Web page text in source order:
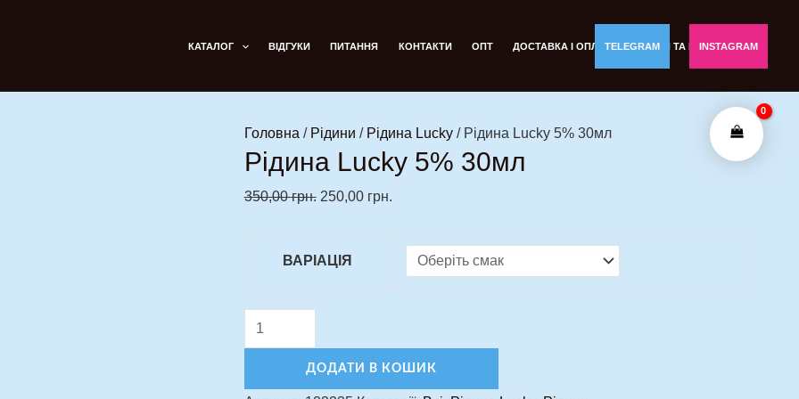
КАТАЛОГ ВІДГУКИ ПИТАННЯ КОНТАКТИ ОПТ ДОСТАВКА І ОПЛАТА ОБМІН ТА ПОВЕРНЕННЯ
TELEGRAM INSTAGRAM
Головна / Рідини / Рідина Lucky/ Рідина Lucky 5% 30мл
Рідина Lucky 5% 30мл
350,00грн. 250,00 грн.
ВАРІАЦІЯ
30мл
ДОДАТИ В КОШИК